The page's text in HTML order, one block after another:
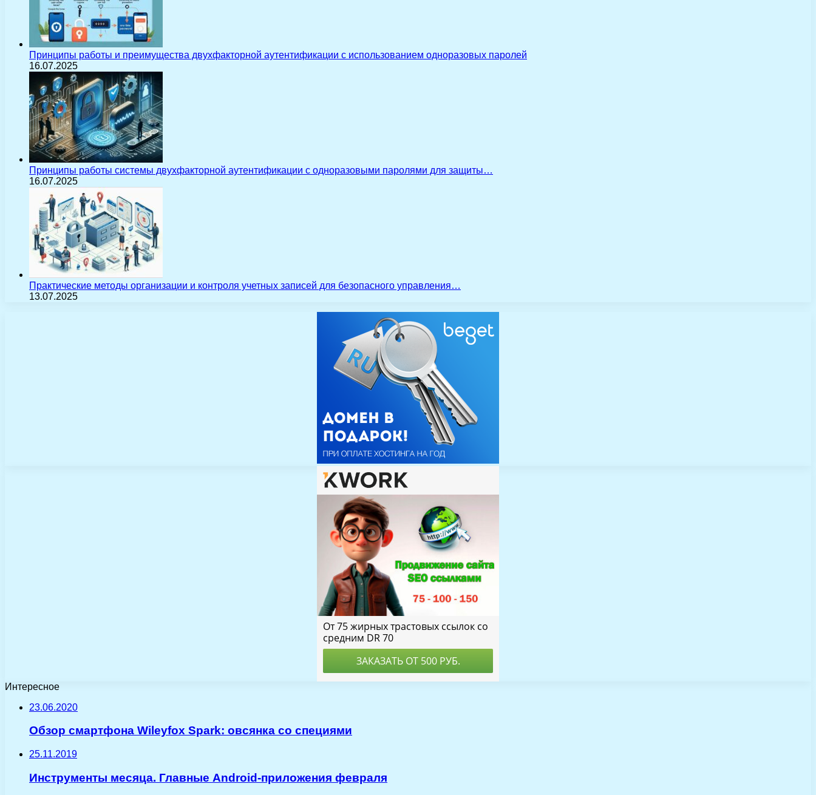
Принципы работы и преимущества двухфакторной аутентификации с использованием одноразовых паролей
16.07.2025
Принципы работы системы двухфакторной аутентификации с одноразовыми паролями для защиты…
16.07.2025
Практические методы организации и контроля учетных записей для безопасного управления…
13.07.2025
Интересное
23.06.2020
Обзор смартфона Wileyfox Spark: овсянка со специями
25.11.2019
Инструменты месяца. Главные Android-приложения февраля